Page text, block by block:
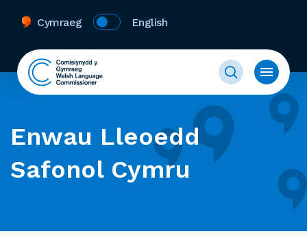
Cymraeg English
Enwau Lleoedd
Safonol Cymru